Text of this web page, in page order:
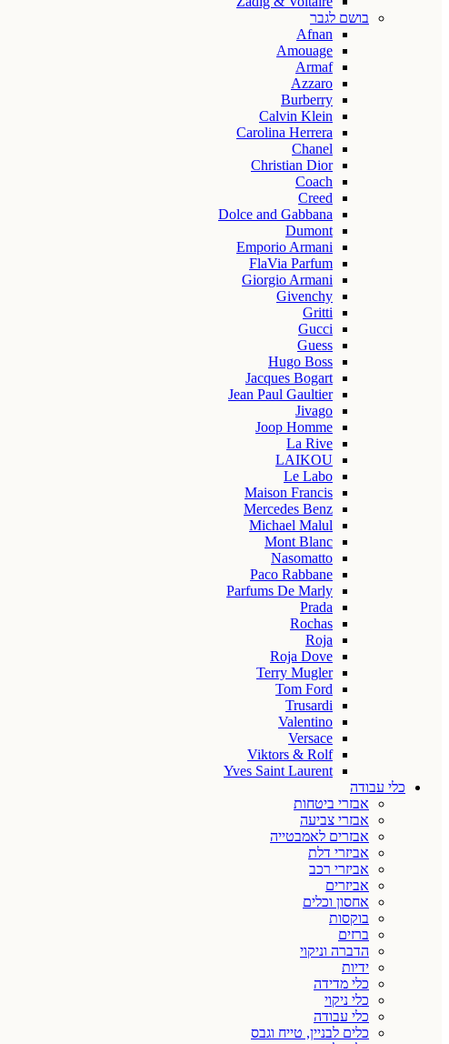
בושם לגבר
Afnan
Amouage
Armaf
Azzaro
Burberry
Calvin Klein
Carolina Herrera
Chanel
Christian Dior
Coach
Creed
Dolce and Gabbana
Dumont
Emporio Armani
FlaVia Parfum
Giorgio Armani
Givenchy
Gritti
Gucci
Guess
Hugo Boss
Jacques Bogart
Jean Paul Gaultier
Jivago
Joop Homme
La Rive
LAIKOU
Le Labo
Maison Francis
Mercedes Benz
Michael Malul
Mont Blanc
Nasomatto
Paco Rabbane
Parfums De Marly
Prada
Rochas
Roja
Roja Dove
Terry Mugler
Tom Ford
Trusardi
Valentino
Versace
Viktors & Rolf
Yves Saint Laurent
כלי עבודה
אבזרי ביטחות
אבזרי צביעה
אבזרים לאמבטייה
אביזרי דלת
אביזרי רכב
אביזרים
אחסון וכלים
בוקסות
ברזים
הדברה וניקוי
ידיות
כלי מדידה
כלי ניקוי
כלי עבודה
כלים לבניין, טייח וגבס